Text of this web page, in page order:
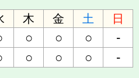
木 金 土
日
○ ○ ○ -
○ ○ ○
-